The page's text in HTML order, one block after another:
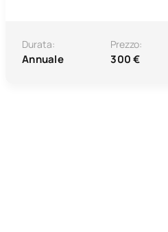
Durata:
Annuale
Prezzo:
300 €